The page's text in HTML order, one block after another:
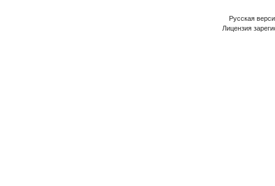
Русская
Лицензия